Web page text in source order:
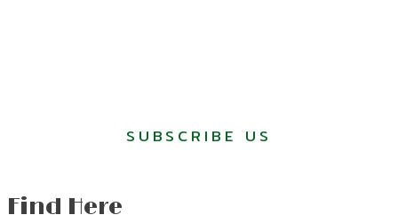
SUBSCRIBE US
Find Here